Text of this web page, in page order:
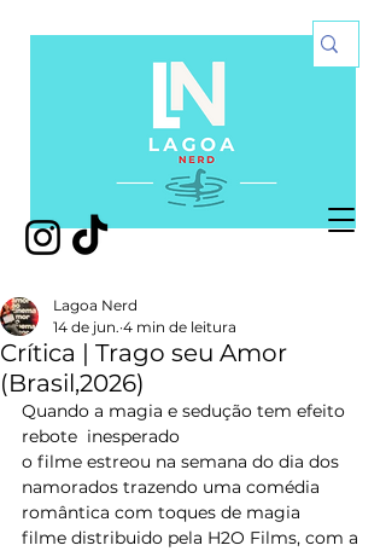
Crítica | Trago seu Amor
(Brasil,2026)
Lagoa Nerd
14 de jun. 4 min de leitura
Quando a magia e sedução tem efeito
rebote  inesperado
o filme estreou na semana do dia dos
namorados trazendo uma comédia
romântica com toques de magia
filme distribuido pela H2O Films, com a